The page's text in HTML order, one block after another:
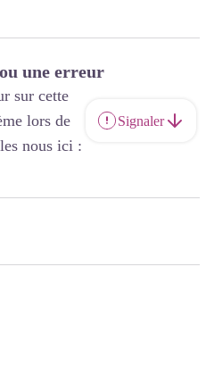
une erreur
sur cette
lors de
nous ici :
Signaler